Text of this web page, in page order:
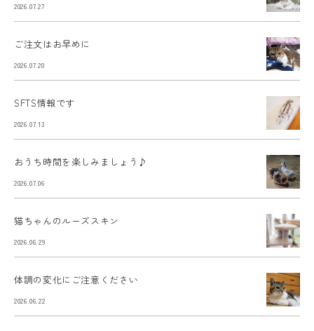
2026.07.27
ご注文はお早めに
2026.07.20
SFTS情報です
2026.07.13
おうち時間を楽しみましょう♪
2026.07.06
猫ちゃんのルーズスキン
2026.06.29
体調の変化にご注意ください
2026.06.22